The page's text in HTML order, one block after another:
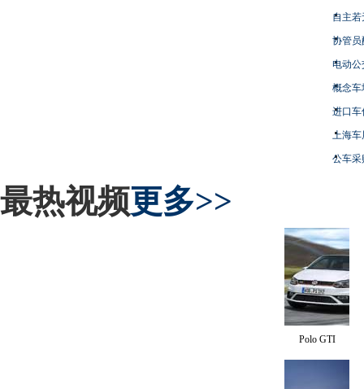
自主
协管员
电动
概念车
进口车
上海
公车采
最热视频更多>>
Polo GTI